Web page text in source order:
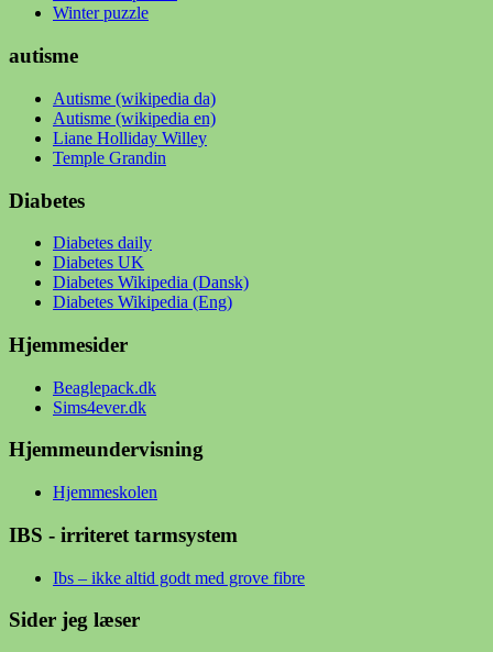
Winter puzzle
autisme
Autisme (wikipedia da)
Autisme (wikipedia en)
Liane Holliday Willey
Temple Grandin
Diabetes
Diabetes daily
Diabetes UK
Diabetes Wikipedia (Dansk)
Diabetes Wikipedia (Eng)
Hjemmesider
Beaglepack.dk
Sims4ever.dk
Hjemmeundervisning
Hjemmeskolen
IBS - irriteret tarmsystem
Ibs – ikke altid godt med grove fibre
Sider jeg læser